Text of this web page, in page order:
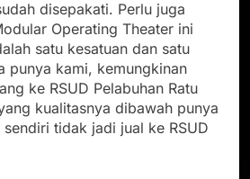
disepakati. Perlu juga
Operating Theater ini
satu kesatuan dan satu
punya kami, kemungkinan
ke RSUD Pelabuhan Ratu
kualitasnya dibawah punya
tidak jadi jual ke RSUD